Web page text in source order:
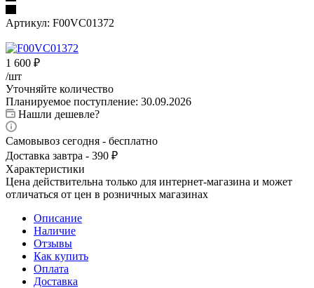
Артикул: F00VC01372
1 600 ₽
/шт
Уточняйте количество
Планируемое поступление: 30.09.2026
Нашли дешевле?
Самовывоз сегодня - бесплатно
Доставка завтра - 390 ₽
Характеристики
Цена действительна только для интернет-магазина и может
отличаться от цен в розничных магазинах
Описание
Наличие
Отзывы
Как купить
Оплата
Доставка